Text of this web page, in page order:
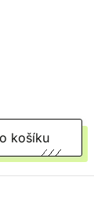
košíku